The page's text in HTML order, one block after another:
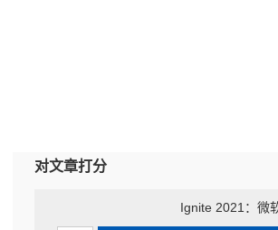
对文章打分
Ignite 2021：微